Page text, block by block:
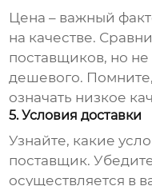
Цена – важный
на качестве.
поставщиков, но
дешевого.
означать низкое
5. Условия доставки
Узнайте, какие
поставщик.
осуществляется в